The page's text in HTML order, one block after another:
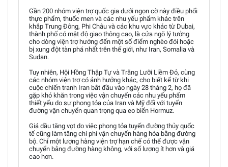
Gần 200 nhóm viện trợ quốc gia dưới ngọn cờ này điều phối
thực phẩm, thuốc men và các nhu yếu phẩm khác trên
khắp Trung Đông, Phi Châu và các khu vực khác từ Dubai,
thành phố có mật độ giao thông cao, là cửa ngõ lý tưởng
cho dòng viện trợ hướng đến một số điểm nghèo đói hoặc
bị xung đột tàn phá nhất trên thế giới, như Iran, Somalia và
Sudan.
Tuy nhiên, Hội Hồng Thập Tự và Trăng Lưỡi Liềm Đỏ, cùng
các nhóm viện trợ có ảnh hưởng khác, cho biết kể từ khi
cuộc chiến tranh Iran bắt đầu vào ngày 28 tháng 2, họ đã
gặp khó khăn trong việc vận chuyển các nhu yếu phẩm
thiết yếu do sự phong tỏa của Iran và Mỹ đối với tuyến
đường vận chuyển quan trọng qua eo biển Hormuz.
Giá dầu tăng vọt do việc phong tỏa tuyến đường thủy quốc
tế cũng làm tăng chi phí vận chuyển hàng hóa bằng đường
bộ. Chỉ một lượng hàng viện trợ hạn chế có thể được vận
chuyển bằng đường hàng không, với số lượng ít hơn và giá
cao hơn.